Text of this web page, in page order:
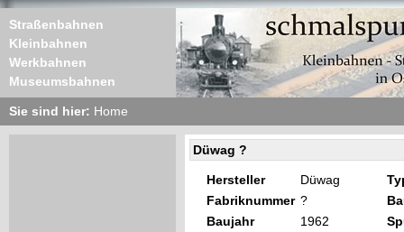
Straßenbahnen
Kleinbahnen
Werkbahnen
Museumsbahnen
Sie sind hier: Home
Düwag ?
Hersteller Düwag
Fabriknummer ?
Baujahr
1962